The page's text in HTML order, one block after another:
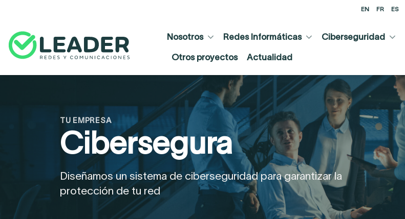
content
EN FR ES
Nosotros Redes Informáticas Ciberseguridad
Otros proyectos Actualidad
TU EMPRESA
Cibersegura
Diseñamos un sistema de ciberseguridad para garantizar la
protección de tu red